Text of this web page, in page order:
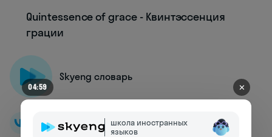
Quintessence of grace - Квинтэссенция
грации
Skyeng словарь
04:52 ✕
школа иностранных
языков